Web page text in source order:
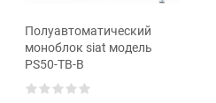
Полуавтоматический
моноблок siat модель
PS50-TB-B